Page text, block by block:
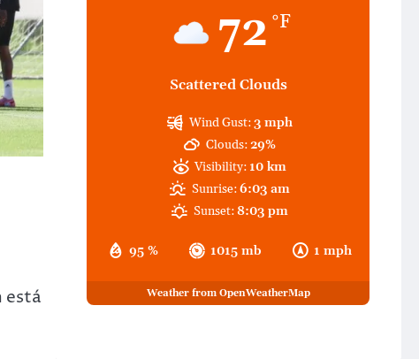
está
72 °F
Scattered Clouds
95 % 1015 mb 1 mph
Wind Gust:3 mph
Clouds:29%
Visibility: 10 km
Sunrise:6:03 am
Sunset:8:03 pm
Weather from OpenWeatherMap